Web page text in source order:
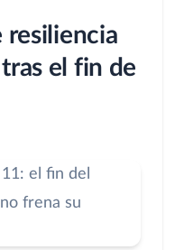
resiliencia
el fin de